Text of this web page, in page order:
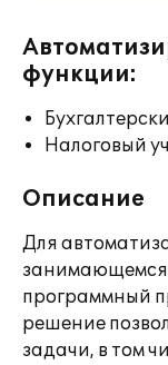
функции:
Налоговый
Описание
Для
занимающемся
программный
решение
задачи, в том